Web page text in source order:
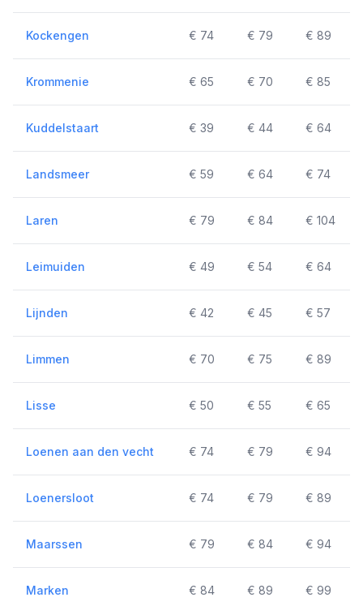
Kockengen € 74 € 79 € 89
Krommenie € 65 € 70 € 85
Kuddelstaart € 39 € 44 € 64
Landsmeer € 59 € 64 € 74
Laren € 79 € 84 € 104
Leimuiden € 49 € 54 € 64
Lijnden € 42 € 45 € 57
Limmen € 70 € 75 € 89
Lisse € 50 € 55 € 65
Loenen aan den vecht € 74 € 79 € 94
Loenersloot € 74 € 79 € 89
Maarssen € 79 € 84 € 94
Marken € 84 € 89 € 99